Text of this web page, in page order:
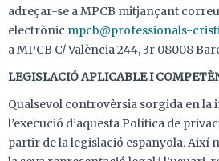
adreçar-se a MPCB mitjançant correu
electrònic mpcb@professionals-
a MPCB C/ València 244, 3r 08008
LEGISLACIÓ APLICABLE I
Qualsevol controvèrsia sorgida en la
l’execució d’aquesta Política de
partir de la legislació espanyola. Així